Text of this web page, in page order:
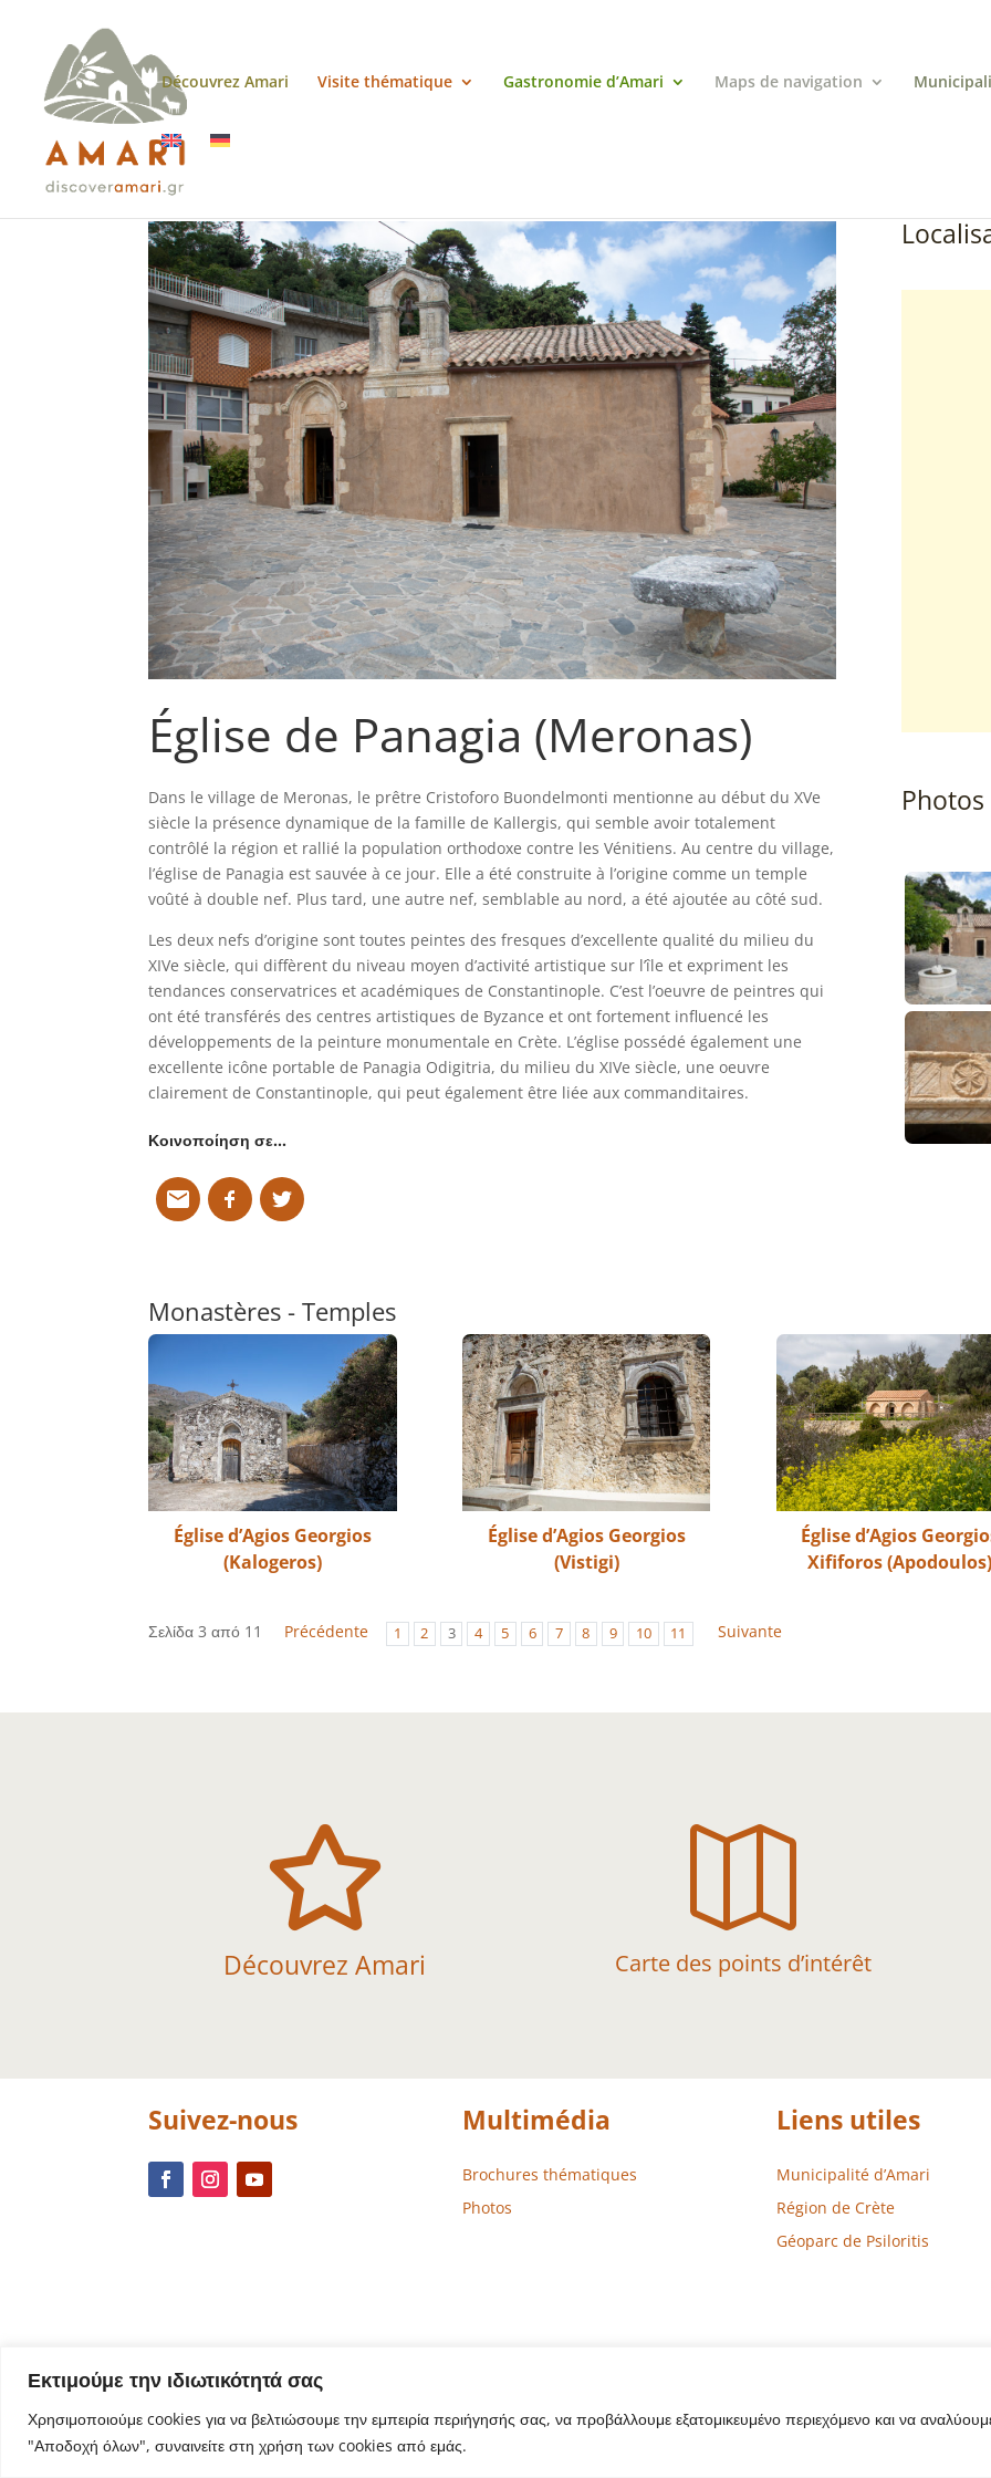
Εκτιμούμε την ιδιωτικότητά σας
Χρησιμοποιούμε cookies για να βελτιώσουμε την εμπειρία περιήγησής σας, να προβάλλουμε εξατομικευμένο περιεχόμενο και να
"Αποδοχή όλων", συναινείτε στη χρήση των cookies από εμάς.
Découvrez Amari Visite thématique Gastronomie d’Amari Maps de navigation
Église de Panagia (Meronas)
Dans le village de Meronas, le prêtre Cristoforo Buondelmonti mentionne au début du XVe
siècle la présence dynamique de la famille de Kallergis, qui semble avoir totalement
contrôlé la région et rallié la population orthodoxe contre les Vénitiens. Au centre du village,
l’église de Panagia est sauvée à ce jour. Elle a été construite à l’origine comme un temple
voûté à double nef. Plus tard, une autre nef, semblable au nord, a été ajoutée au côté sud.
Les deux nefs d’origine sont toutes peintes des fresques d’excellente qualité du milieu du
XIVe siècle, qui diffèrent du niveau moyen d’activité artistique sur l’île et expriment les
tendances conservatrices et académiques de Constantinople. C’est l’oeuvre de peintres qui
ont été transférés des centres artistiques de Byzance et ont fortement influencé les
développements de la peinture monumentale en Crète. L’église possédé également une
excellente icône portable de Panagia Odigitria, du milieu du XIVe siècle, une oeuvre
clairement de Constantinople, qui peut également être liée aux commanditaires.
Κοινοποίηση σε…
Photos
Monastères - Temples
Église d’Agios Georgios
(Kalogeros)
Église d’Agios Georgios
(Vistigi)
Église d’Agios
Xififoros (Apodoulos)
Σελίδα 3 από 11 Précédente 1 2 3 4 5 6 7 8 9 10 11 Suivante

Découvrez Amari

Carte des points d’intérêt
Suivez-nous Multimédia
Brochures thématiques
Photos
Liens utiles
Municipalité d’Amari
Région de Crète
Géoparc de Psiloritis
Conception de site Web – Développement